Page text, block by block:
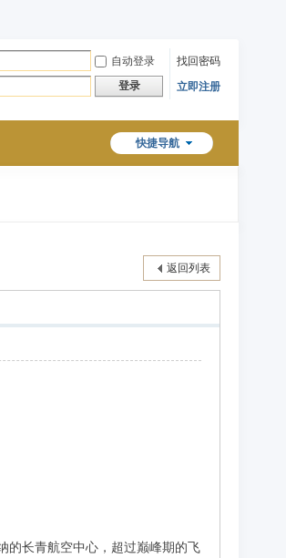
自动登录
找回密码
登录 立即注册
快捷导航
返回列表
的长青航空中心，超过巅峰期的飞